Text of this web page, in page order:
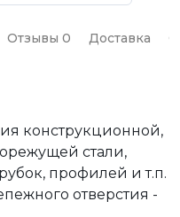
Отзывы 0 Доставка
конструкционной,
стали,
профилей и т.п.
отверстия -